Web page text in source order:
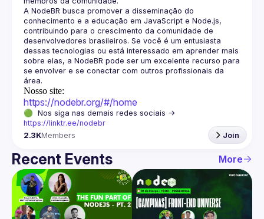
A NodeBR busca promover a disseminação do
conhecimento e a educação em JavaScript e Node.js,
contribuindo para o crescimento da comunidade de
desenvolvedores brasileiros. Se você é um entusiasta
dessas tecnologias ou está interessado em aprender mais
sobre elas, a NodeBR pode ser um excelente recurso para
se envolver e se conectar com outros profissionais da
Nosso site:
https://nodebr.org/#/home
https://linktr.ee/nodebr
2.3KMembers Join
Recent Events More